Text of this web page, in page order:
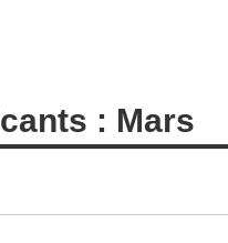
: Mars